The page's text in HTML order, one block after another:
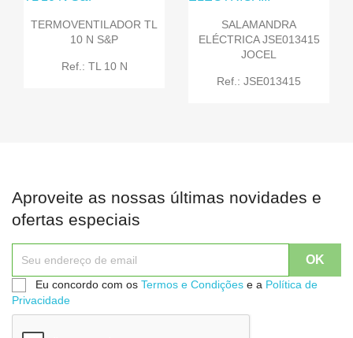
TERMOVENTILADOR TL
10 N S&P
Ref.: TL 10 N
SALAMANDRA
ELÉCTRICA JSE013415
JOCEL
Ref.: JSE013415
Aproveite as nossas últimas novidades e
ofertas especiais
Eu concordo com os Termos e Condições e a Política de
Privacidade